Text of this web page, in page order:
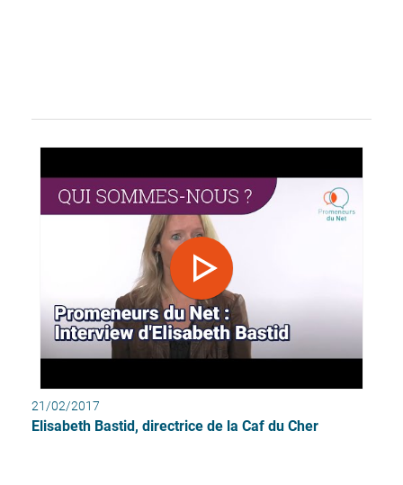
21/02/2017
Elisabeth Bastid, directrice de la Caf du Cher